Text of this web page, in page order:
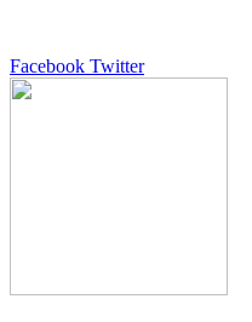
Facebook TwitterGoogle+
LinkedIn
StumbleUpon
Tumblr
Pinterest
Reddit
VKontakte
Share
Print